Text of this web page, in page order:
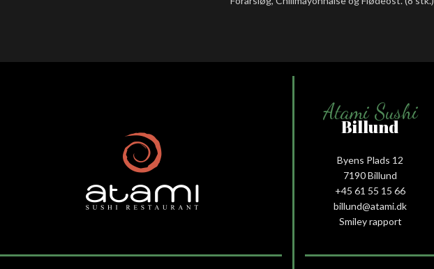
Atami Sushi
Billund
Byens Plads 12
7190 Billund
+45 61 55 15 66‬
billund@atami.dk
Smiley rapport